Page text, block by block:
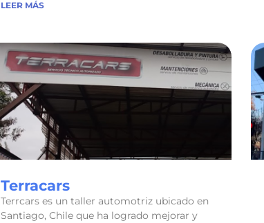
LEER MÁS
Terracars
Terrcars es un taller automotriz ubicado en
Santiago, Chile que ha logrado mejorar y